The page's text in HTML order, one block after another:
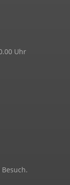
Uhr